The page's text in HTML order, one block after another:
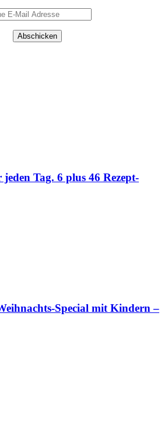
Tag. 6 plus 46 Rezept-
Special mit Kindern –